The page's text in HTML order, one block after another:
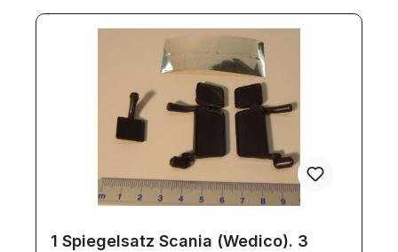
1 Spiegelsatz Scania (Wedico). 3